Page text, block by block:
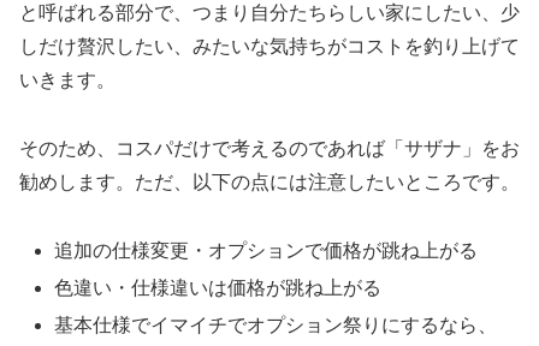
と呼ばれる部分で、つまり自分たちらしい家にしたい、少
しだけ贅沢したい、みたいな気持ちがコストを釣り上げて
いきます。
そのため、コスパだけで考えるのであれば「サザナ」をお
勧めします。ただ、以下の点には注意したいところです。
追加の仕様変更・オプションで価格が跳ね上がる
色違い・仕様違いは価格が跳ね上がる
基本仕様でイマイチでオプション祭りにするなら、